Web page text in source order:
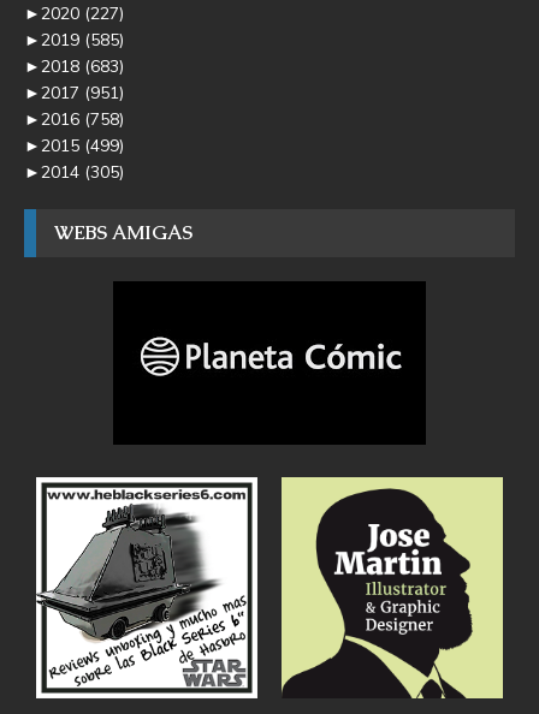
►2020 (227)
►2019 (585)
►2018 (683)
►2017 (951)
►2016 (758)
►2015 (499)
►2014 (305)
WEBS AMIGAS